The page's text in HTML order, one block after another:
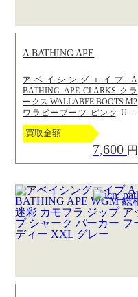
A BATHING APE
アベイシングエイプ A
BATHING APE CLARKS クラ
ークス WALLABEE BOOTS M2
ワラビーブーツ ピンク UK9
27cm
買取金額
7,600 円